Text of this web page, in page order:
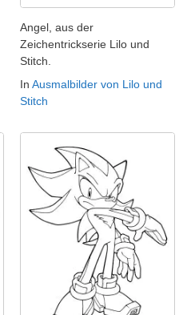
Angel, aus der
Zeichentrickserie Lilo und
Stitch.
In Ausmalbilder von Lilo und
Stitch